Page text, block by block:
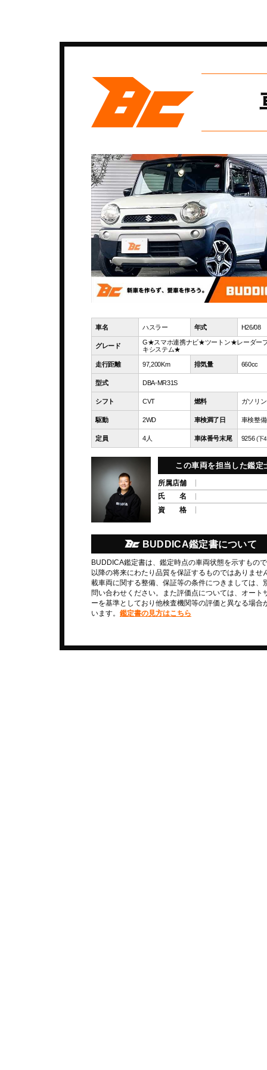
車名 ハスラー 年式 H26/08
グレード
G★スマホ連携ナビ★ツートン★レーダー
キシステム★
走行距離 97,200Km 排気量 660cc
型式 DBA-MR31S
シフト CVT 燃料 ガソリン
駆動 2WD 車検満了日 車検整
定員 4人 車体番号末尾 9256(下
この車両を担当した鑑定
所属店舗
氏 名
資 格
BUDDICA鑑定書について
BUDDICA鑑定書は、鑑定時点の車両状態を示すもの
以降の将来にわたり品質を保証するものではありませ
載車両に関する整備、保証等の条件につきましては、
問い合わせください。また評価点については、オート
ーを基準としており他検査機関等の評価と異なる場合
います。 鑑定書の見方はこちら